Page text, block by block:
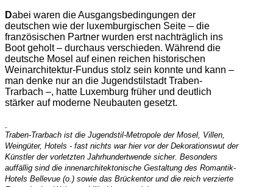
Dabei waren die Ausgangsbedingungen der
deutschen wie der luxemburgischen Seite – die
französischen Partner wurden erst nachträglich ins
Boot geholt – durchaus verschieden. Während die
deutsche Mosel auf einen reichen historischen
Weinarchitektur-Fundus stolz sein konnte und kann –
man denke nur an die Jugendstilstadt Traben-
Trarbach –, hatte Luxemburg früher und deutlich
stärker auf moderne Neubauten gesetzt.
Traben-Trarbach ist die Jugendstil-Metropole der Mosel, Villen,
Weingüter, Hotels - fast nichts war hier vor der Dekorationswut der
Künstler der vorletzten Jahrhundertwende sicher. Besonders
auffällig sind die innenarchitektonische Gestaltung des Romantik-
Hotels Bellevue (o.) sowie das Brückentor und die reich verzierte